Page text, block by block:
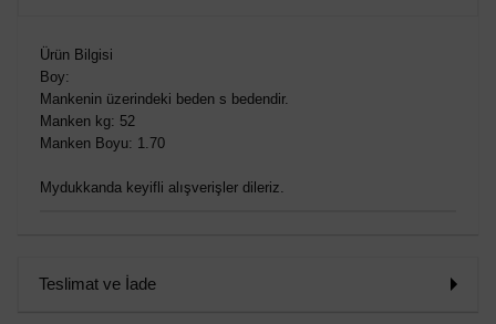
Ürün Bilgisi
Boy:
Mankenin üzerindeki beden s bedendir.
Manken kg: 52
Manken Boyu: 1.70
Mydukkanda keyifli alışverişler dileriz.
Teslimat ve İade